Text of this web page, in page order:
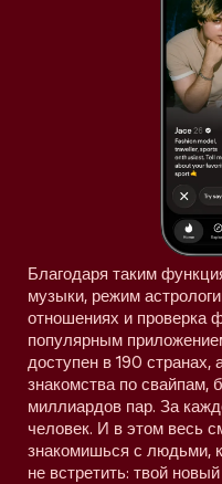
Благодаря таким
музыки, режим
отношениях и проверка
популярным
доступен в 190 странах,
знакомства по свайпам,
миллиардов пар. За
человек. И в этом весь
знакомишься с людьми,
не встретить: твой